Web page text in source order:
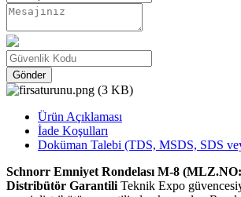
Gönder
Ürün Açıklaması
İade Koşulları
Doküman Talebi (TDS, MSDS, SDS
Schnorr Emniyet Rondelası M-8
Distribütör Garantili Teknik Expo